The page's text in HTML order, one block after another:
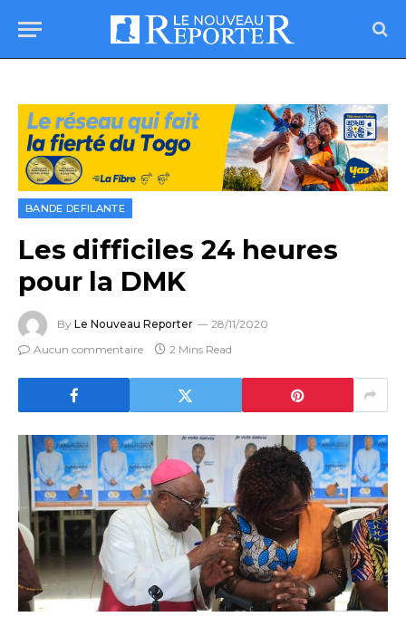
BANDE DEFILANTE
Les difficiles 24 heures
pour la DMK
By Le Nouveau Reporter
28/11/2020
Aucun commentaire
2 Mins Read